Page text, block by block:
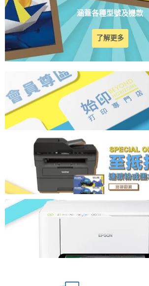
涵蓋各種型號及機款
了解更多